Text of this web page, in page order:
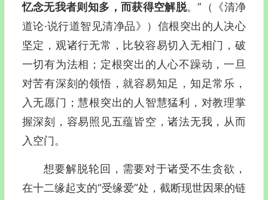
忆念无我者则知多，而获得空解脱。” （《清净
道论·说行道智见清净品》） 信根突出的人决心
坚定，观诸行无常，比较容易切入无相门，破
一切有为法相；定根突出的人心不躁动，一旦
对苦有深刻的领悟，就容易知足，知足常乐，
入无愿门；慧根突出的人智慧猛利，对教理掌
握深刻，容易照见五蕴皆空 ，诸法无我，从而
入空门。
想要解脱轮回，需要对于诸受不生贪欲，
在十二缘起支的“受缘爱”处，截断现世因果的链